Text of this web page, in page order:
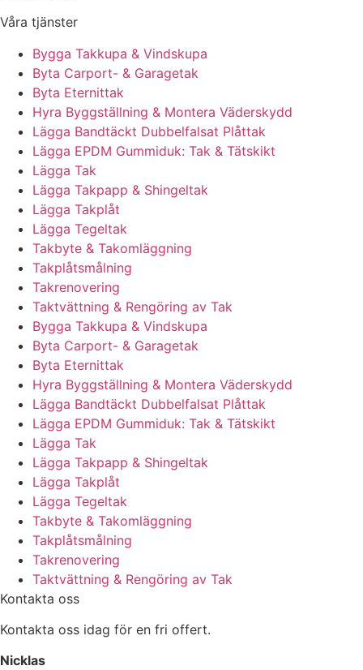
Våra tjänster
Bygga Takkupa & Vindskupa
Byta Carport- & Garagetak
Byta Eternittak
Hyra Byggställning & Montera Väderskydd
Lägga Bandtäckt Dubbelfalsat Plåttak
Lägga EPDM Gummiduk: Tak & Tätskikt
Lägga Tak
Lägga Takpapp & Shingeltak
Lägga Takplåt
Lägga Tegeltak
Takbyte & Takomläggning
Takplåtsmålning
Takrenovering
Taktvättning & Rengöring av Tak
Bygga Takkupa & Vindskupa
Byta Carport- & Garagetak
Byta Eternittak
Hyra Byggställning & Montera Väderskydd
Lägga Bandtäckt Dubbelfalsat Plåttak
Lägga EPDM Gummiduk: Tak & Tätskikt
Lägga Tak
Lägga Takpapp & Shingeltak
Lägga Takplåt
Lägga Tegeltak
Takbyte & Takomläggning
Takplåtsmålning
Takrenovering
Taktvättning & Rengöring av Tak
Kontakta oss
Kontakta oss idag för en fri offert.
Nicklas